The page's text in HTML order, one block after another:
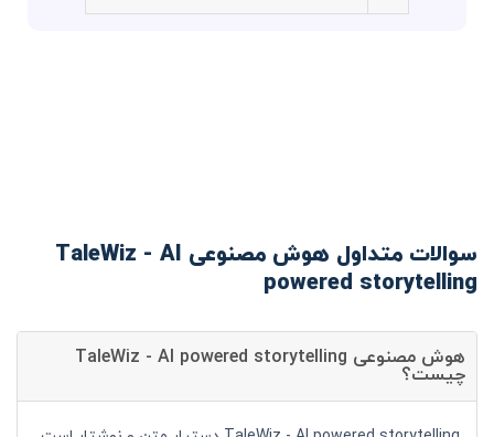
سوالات متداول هوش مصنوعی TaleWiz - AI
powered storytelling
هوش مصنوعی TaleWiz - AI powered storytelling
چیست؟